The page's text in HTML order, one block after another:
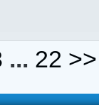
... 22 >>